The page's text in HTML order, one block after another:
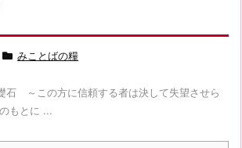
みことばの糧
石 ～この方に信頼する者は決して失望させら
もとに ...